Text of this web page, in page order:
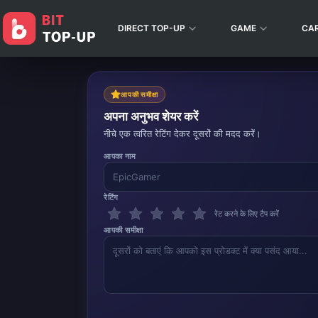
DIRECT TOP-UP GAME
आपकी समीक्षा
अपना अनुभव शेयर करें
नीचे एक त्वरित रेटिंग देकर दूसरों की मदद करें।
आपका नाम
रेटिंग
रेट करने के लिए टैप करें
आपकी समीक्षा